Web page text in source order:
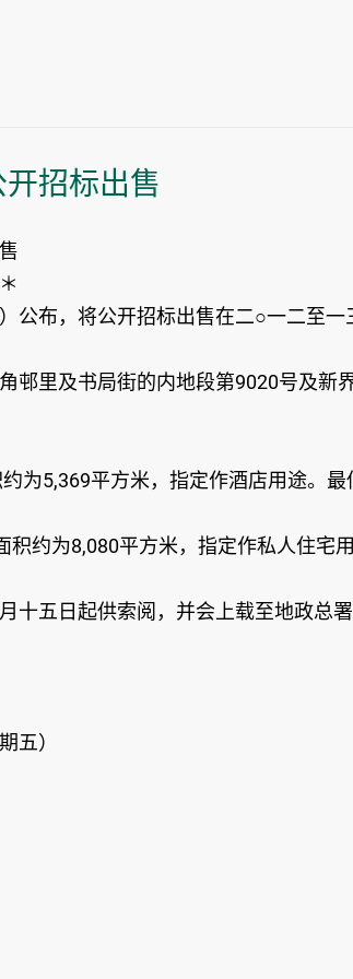
招标出售
公布，将公开招标出售在二○一二至
邨里及书局街的内地段第9020号及
为5,369平方米，指定作酒店用途。
积约为8,080平方米，指定作私人住宅
十五日起供索阅，并会上载至地政总
五）